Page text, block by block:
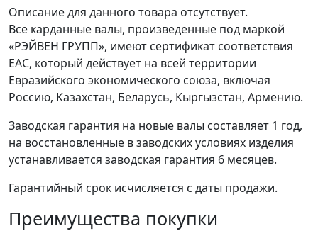
Описание для данного товара отсутствует.
Все карданные валы, произведенные под маркой
«РЭЙВЕН ГРУПП», имеют сертификат соответствия
ЕАС, который действует на всей территории
Евразийского экономического союза, включая
Россию, Казахстан, Беларусь, Кыргызстан, Армению.
Заводская гарантия на новые валы составляет 1 год,
на восстановленные в заводских условиях изделия
устанавливается заводская гарантия 6 месяцев.
Гарантийный срок исчисляется с даты продажи.
Преимущества покупки